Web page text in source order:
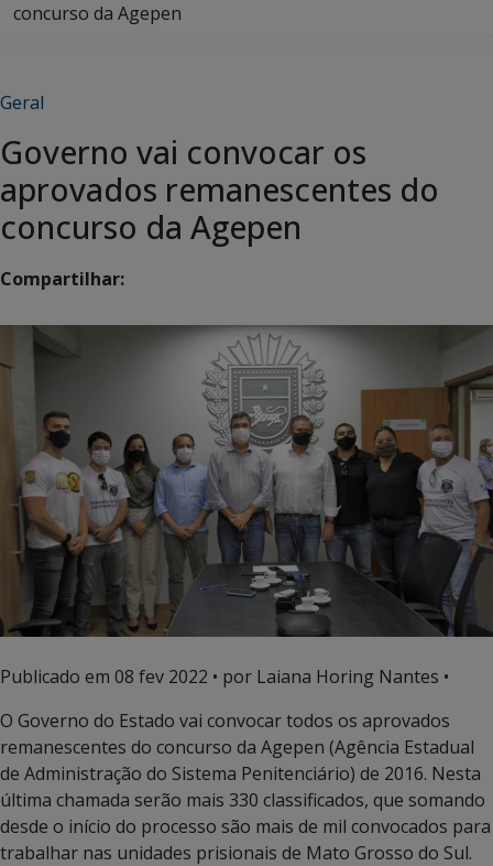
concurso da Agepen
Geral
Governo vai convocar os
aprovados remanescentes do
concurso da Agepen
Compartilhar:
Publicado em 08 fev 2022 • por Laiana Horing Nantes •
O Governo do Estado vai convocar todos os aprovados
remanescentes do concurso da Agepen (Agência Estadual
de Administração do Sistema Penitenciário) de 2016. Nesta
última chamada serão mais 330 classificados, que somando
desde o início do processo são mais de mil convocados para
trabalhar nas unidades prisionais de Mato Grosso do Sul.